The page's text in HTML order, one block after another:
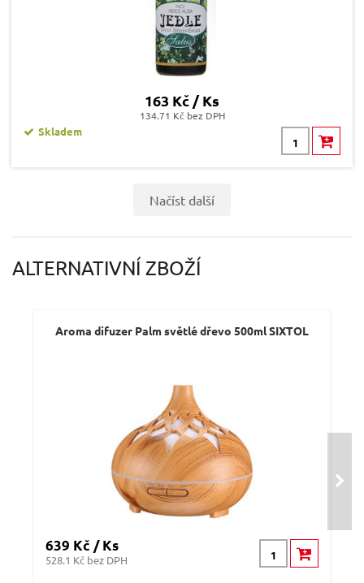
163 Kč / Ks
134.71 Kč bez DPH
Skladem
Načíst další
ALTERNATIVNÍ ZBOŽÍ
Aroma difuzer Palm světlé dřevo 500ml SIXTOL
639 Kč / Ks
528.1 Kč bez DPH